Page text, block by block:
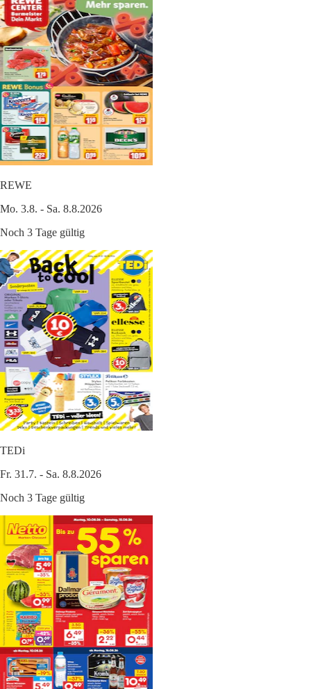
REWE
Mo. 3.8. - Sa. 8.8.2026
Noch 3 Tage gültig
TEDi
Fr. 31.7. - Sa. 8.8.2026
Noch 3 Tage gültig